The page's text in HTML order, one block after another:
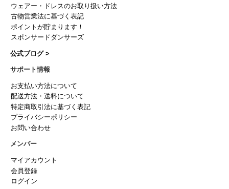
ウェアー・ドレスのお取り扱い方法
古物営業法に基づく表記
ポイントが貯まります！
スポンサードダンサーズ
公式ブログ >
サポート情報
お支払い方法について
配送方法・送料について
特定商取引法に基づく表記
プライバシーポリシー
お問い合わせ
メンバー
マイアカウント
会員登録
ログイン